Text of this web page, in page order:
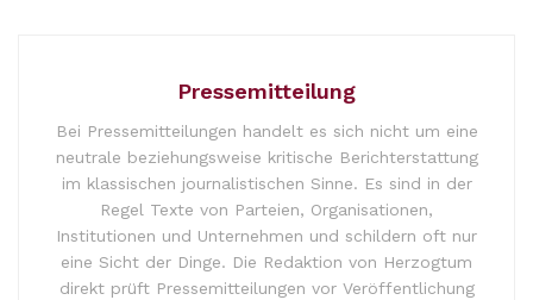
Pressemitteilung
Bei Pressemitteilungen handelt es sich nicht um eine
neutrale beziehungsweise kritische Berichterstattung
im klassischen journalistischen Sinne. Es sind in der
Regel Texte von Parteien, Organisationen,
Institutionen und Unternehmen und schildern oft nur
eine Sicht der Dinge. Die Redaktion von Herzogtum
direkt prüft Pressemitteilungen vor Veröffentlichung